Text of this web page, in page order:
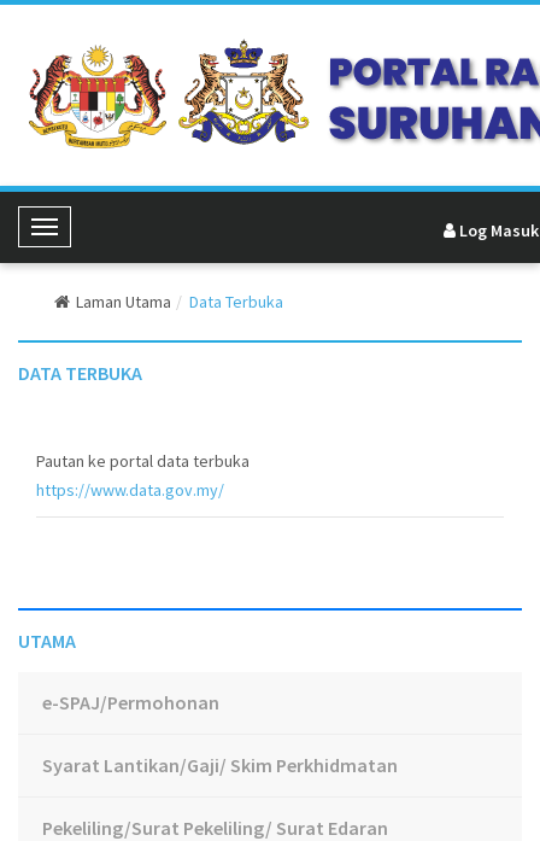
Toggle Navigation Log Masuk
Laman Utama Data Terbuka
DATA TERBUKA
Pautan ke portal data terbuka
https://www.data.gov.my/
UTAMA
e-SPAJ/Permohonan
Syarat Lantikan/Gaji/ Skim Perkhidmatan
Pekeliling/Surat Pekeliling/ Surat Edaran